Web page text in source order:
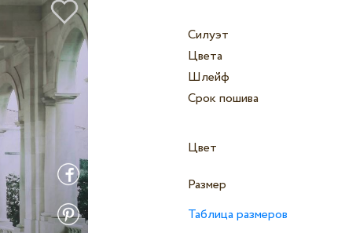
Силуэт
Цвета
Шлейф
Срок пошива
Цвет
Размер
Таблица размеров